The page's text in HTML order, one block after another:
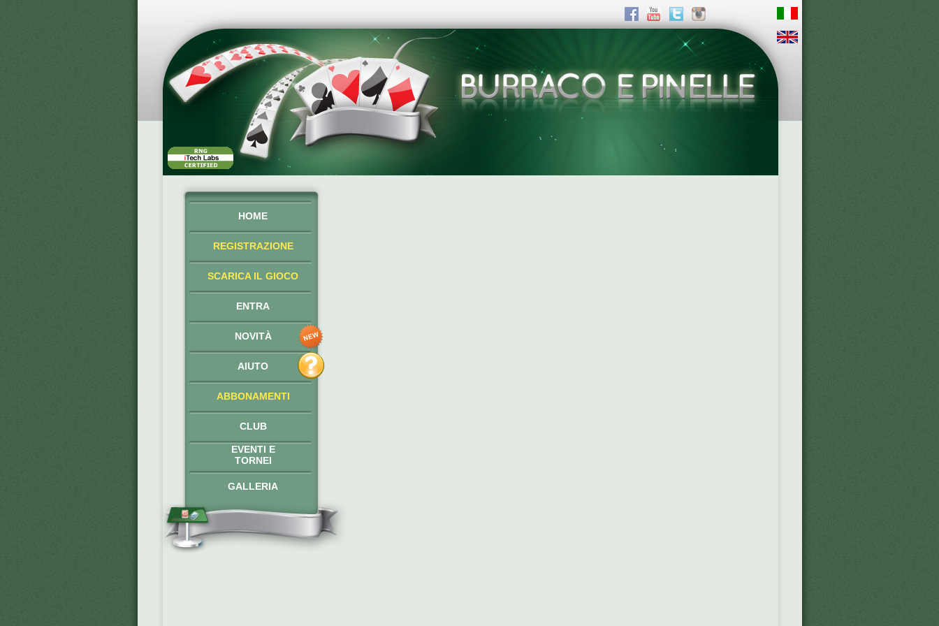
HOME
REGISTRAZIONE
SCARICA IL GIOCO
ENTRA
NOVITÀ
AIUTO
ABBONAMENTI
CLUB
EVENTI E
TORNEI
GALLERIA